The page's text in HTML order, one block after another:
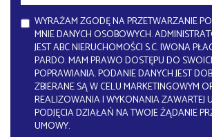
WYRAŻAM ZGODĘ NA PRZETWARZANIE
MNIE DANYCH OSOBOWYCH.
JEST ABC NIERUCHOMOŚCI S.C. IWONA
PARDO. MAM PRAWO DOSTĘPU DO
POPRAWIANIA. PODANIE DANYCH JEST
ZBIERANE SĄ W CELU MARKETINGOWYM
REALIZOWANIA I WYKONANIA ZAWARTEJ
PODJĘCIA DZIAŁAŃ NA TWOJE ŻĄDANIE
UMOWY.